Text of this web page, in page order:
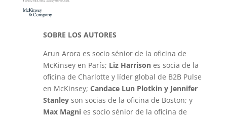
SOBRE LOS AUTORES
Arun Arora es socio sénior de la oficina de
McKinsey en París; Liz Harrisones socia de la
oficina de Charlotte y líder global de B2B Pulse
en McKinsey; Candace Lun Plotkin y Jennifer
Stanleyson socias de la oficina de Boston; y
Max Magnies socio sénior de la oficina de